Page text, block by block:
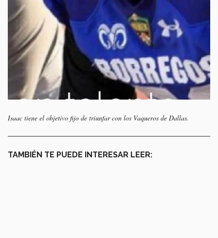
Isaac tiene el objetivo fijo de triunfar con los Vaqueros de Dallas.
TAMBIÉN TE PUEDE INTERESAR LEER: